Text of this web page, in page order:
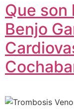
Que son
Benjo